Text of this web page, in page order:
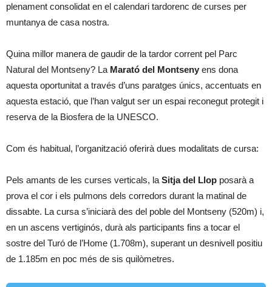
plenament consolidat en el calendari tardorenc de curses per
muntanya de casa nostra.
Quina millor manera de gaudir de la tardor corrent pel Parc
Natural del Montseny? La Marató del Montseny ens dona
aquesta oportunitat a través d’uns paratges únics, accentuats en
aquesta estació, que l’han valgut ser un espai reconegut protegit i
reserva de la Biosfera de la UNESCO.
Com és habitual, l’organització oferirà dues modalitats de cursa:
Pels amants de les curses verticals, la Sitja del Llop posarà a
prova el cor i els pulmons dels corredors durant la matinal de
dissabte. La cursa s’iniciarà des del poble del Montseny (520m) i,
en un ascens vertiginós, durà als participants fins a tocar el
sostre del Turó de l’Home (1.708m), superant un desnivell positiu
de 1.185m en poc més de sis quilòmetres.